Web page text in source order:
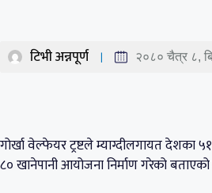
टिभी अन्नपूर्ण २०८० चैत्र ८,
गोर्खा वेल्फेयर ट्रष्टले म्याग्दीलगायत देशका
८० खानेपानी आयोजना निर्माण गरेको